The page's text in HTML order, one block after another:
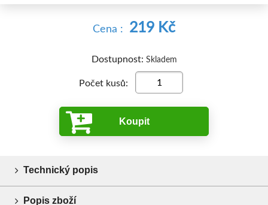
Cena : 219 Kč
Dostupnost: Skladem
Počet kusů:
Koupit
Technický popis
Popis zboží